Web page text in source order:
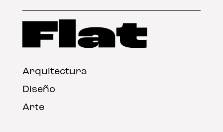
Arquitectura
Diseño
Arte